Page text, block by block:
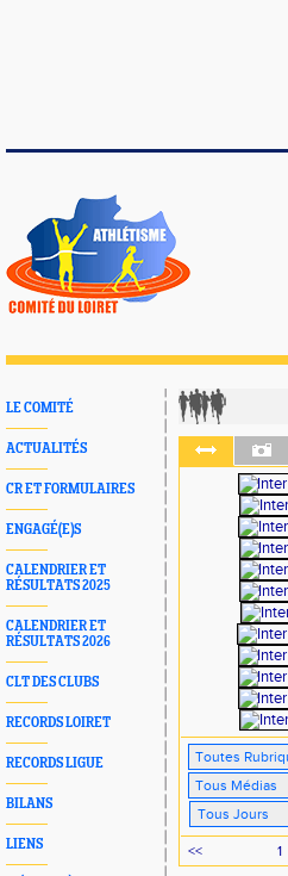
LE COMITÉ
ACTUALITÉS
CR ET FORMULAIRES
ENGAGÉ(E)S
CALENDRIER ET
RÉSULTATS 2025
CALENDRIER ET
RÉSULTATS 2026
CLT DES CLUBS
RECORDS LOIRET
RECORDS LIGUE
BILANS
LIENS << 1